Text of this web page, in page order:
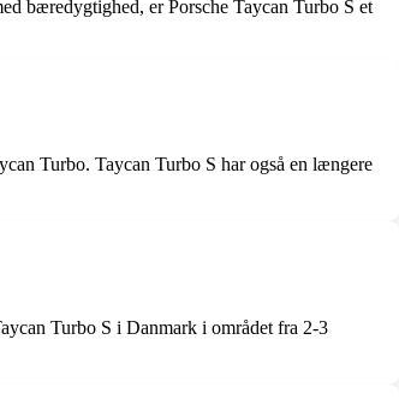
bæredygtighed, er Porsche Taycan Turbo S et
Turbo. Taycan Turbo S har også en længere
Turbo S i Danmark i området fra 2-3